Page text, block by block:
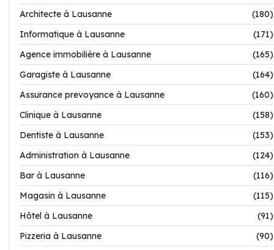
Architecte à Lausanne
(180)
Informatique à Lausanne
(171)
Agence immobilière à Lausanne
(165)
Garagiste à Lausanne
(164)
Assurance prevoyance à Lausanne
(160)
Clinique à Lausanne
(158)
Dentiste à Lausanne
(153)
Administration à Lausanne
(124)
Bar à Lausanne
(116)
Magasin à Lausanne
(115)
Hôtel à Lausanne
(91)
Pizzeria à Lausanne
(90)